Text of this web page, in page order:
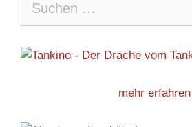
nach:
mehr erfahren